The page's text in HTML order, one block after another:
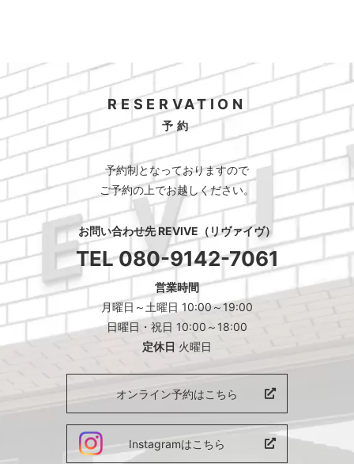
RESERVATION
予約
予約制となっておりますので
ご予約の上でお越しください。
お問い合わせ先 REVIVE（リヴァイヴ）
TEL080-9142-7061
営業時間
月曜日～土曜日 10:00～19:00
日曜日・祝日 10:00～18:00
定休日 火曜日
オンライン予約はこちら
Instagramはこちら